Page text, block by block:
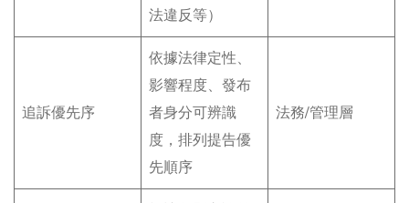
法違反等）
追訴優先序
依據法律定性、
影響程度、發布
者身分可辨識
度，排列提告優
先順序
法務/管理層